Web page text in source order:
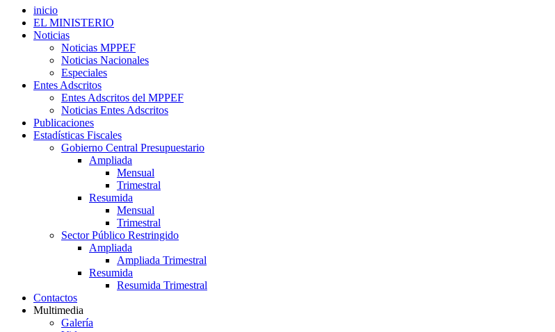
inicio
EL MINISTERIO
Noticias
Noticias MPPEF
Noticias Nacionales
Especiales
Entes Adscritos
Entes Adscritos del MPPEF
Noticias Entes Adscritos
Publicaciones
Estadísticas Fiscales
Gobierno Central Presupuestario
Ampliada
Mensual
Trimestral
Resumida
Mensual
Trimestral
Sector Público Restringido
Ampliada
Ampliada Trimestral
Resumida
Resumida Trimestral
Contactos
Multimedia
Galería